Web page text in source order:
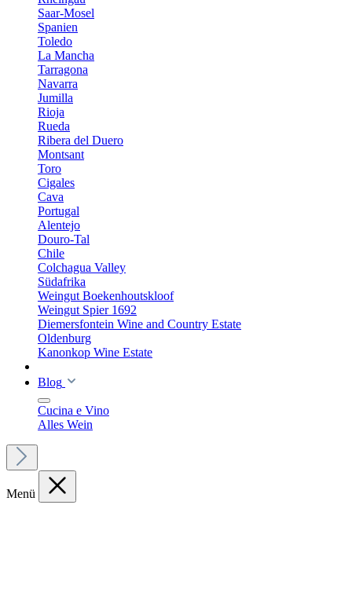
Saar-Mosel
Spanien
Toledo
La Mancha
Tarragona
Navarra
Jumilla
Rioja
Rueda
Ribera del Duero
Montsant
Toro
Cigales
Cava
Portugal
Alentejo
Douro-Tal
Chile
Colchagua Valley
Südafrika
Weingut Boekenhoutskloof
Weingut Spier 1692
Diemersfontein Wine and Country Estate
Oldenburg
Kanonkop Wine Estate
Blog
Cucina e Vino
Alles Wein
Menü